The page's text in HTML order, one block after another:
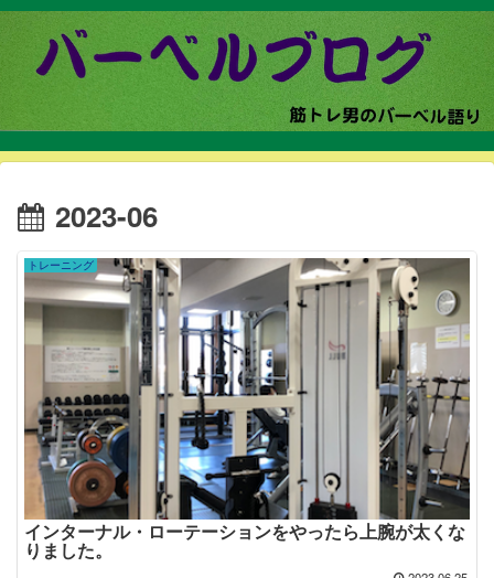
2023-06
トレーニング
インターナル・ローテーションをやったら上腕が太くな
りました。